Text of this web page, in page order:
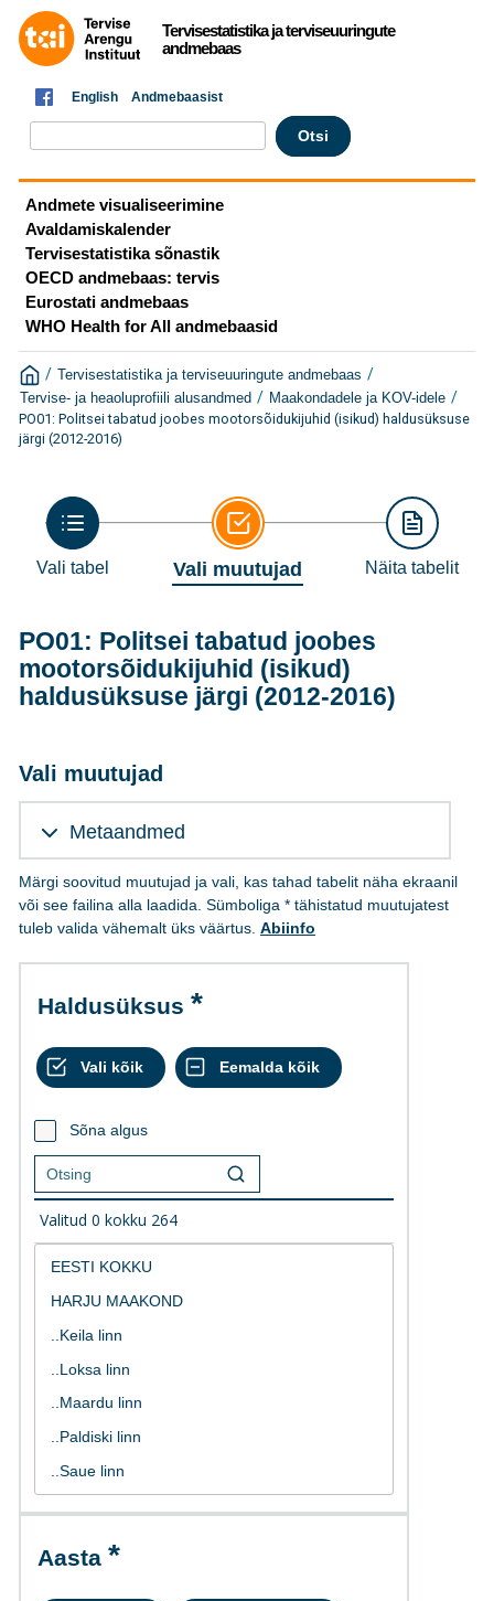
Tervisestatistika ja terviseuuringute
andmebaas
English Andmebaasist
Andmete visualiseerimine
Avaldamiskalender
Tervisestatistika sõnastik
OECD andmebaas: tervis
Eurostati andmebaas
WHO Health for All andmebaasid
/ Tervisestatistika ja terviseuuringute andmebaas /
Tervise- ja heaoluprofiili alusandmed / Maakondadele ja KOV-idele /
PO01: Politsei tabatud joobes mootorsõidukijuhid (isikud) haldusüksuse
järgi (2012-2016)
Vali tabel Vali muutujad Näita tabelit
PO01: Politsei tabatud joobes
mootorsõidukijuhid (isikud)
haldusüksuse järgi (2012-2016)
Vali muutujad
Metaandmed
Märgi soovitud muutujad ja vali, kas tahad tabelit näha ekraanil
või see failina alla laadida. Sümboliga * tähistatud muutujatest
tuleb valida vähemalt üks väärtus. Abiinfo
Haldusüksus
Sõna algus
Valitud 0 kokku 264
Aasta